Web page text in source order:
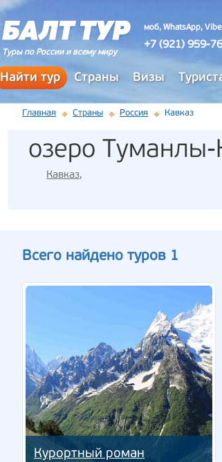
Туры по России и всему миру
моб, WhatsApp,
+7 (921) 959-
Найти тур Страны Визы
Главная Страны Россия Кавказ
озеро Туманлы-
Кавказ,
Всего найдено туров 1
Курортный роман